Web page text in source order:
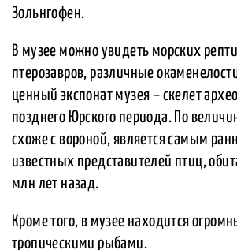
Зольнгофен.
В музее можно увидеть морских
птерозавров, различные
ценный экспонат музея – скелет
позднего Юрского периода. По
схоже с вороной, является самым
известных представителей птиц,
млн лет назад.
Кроме того, в музее находится
тропическими рыбами.